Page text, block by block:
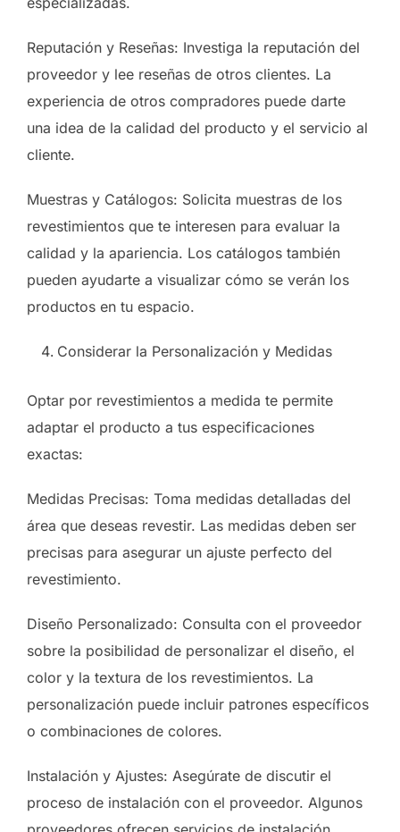
Reputación y Reseñas: Investiga la reputación del
proveedor y lee reseñas de otros clientes. La
experiencia de otros compradores puede darte
una idea de la calidad del producto y el servicio al
cliente.
Muestras y Catálogos: Solicita muestras de los
revestimientos que te interesen para evaluar la
calidad y la apariencia. Los catálogos también
pueden ayudarte a visualizar cómo se verán los
productos en tu espacio.
Considerar la Personalización y Medidas
Optar por revestimientos a medida te permite
adaptar el producto a tus especificaciones
exactas:
Medidas Precisas: Toma medidas detalladas del
área que deseas revestir. Las medidas deben ser
precisas para asegurar un ajuste perfecto del
revestimiento.
Diseño Personalizado: Consulta con el proveedor
sobre la posibilidad de personalizar el diseño, el
color y la textura de los revestimientos. La
personalización puede incluir patrones específicos
o combinaciones de colores.
Instalación y Ajustes: Asegúrate de discutir el
proceso de instalación con el proveedor. Algunos